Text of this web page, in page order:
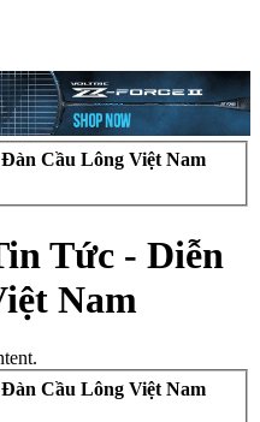
Cầu Lông Việt Nam
Tức - Diễn
Nam
Cầu Lông Việt Nam